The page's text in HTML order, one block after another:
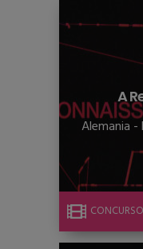
A
Alemania -